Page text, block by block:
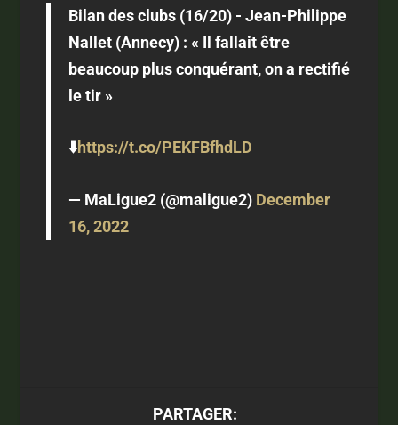
Bilan des clubs (16/20) - Jean-Philippe
Nallet (Annecy) : « Il fallait être
beaucoup plus conquérant, on a rectifié
le tir »
⬇️https://t.co/PEKFBfhdLD
— MaLigue2 (@maligue2) December
16, 2022
PARTAGER: